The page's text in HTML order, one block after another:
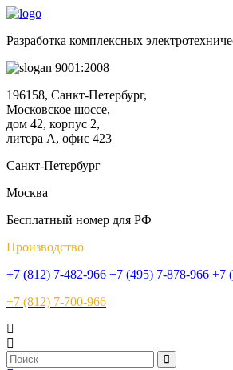
Разработка комплексных
9001:2008
196158, Санкт-Петербург,
Московское шоссе,
дом 42, корпус 2,
литера А, офис 423
Санкт-Петербург
Москва
Бесплатный номер для РФ
Производство
+7 (812) 7-482-966 +7 (495) 7-878-966 +7
+7 (812) 7-700-966